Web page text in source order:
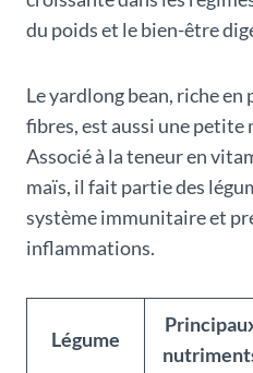
du poids et le bien-être
Le yardlong bean, riche
fibres, est aussi une petite
Associé à la teneur en
maïs, il fait partie des
système immunitaire et
inflammations.
Légume